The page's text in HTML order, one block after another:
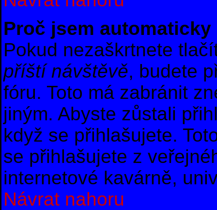
Proč jsem
Pokud nezaškrtnete
příští návštěvě, budete
fóru. Toto má zabránit
jiným. Abyste zůstali
když se přihlašujete.
se přihlašujete z
internetové kavárně,
Návrat nahoru